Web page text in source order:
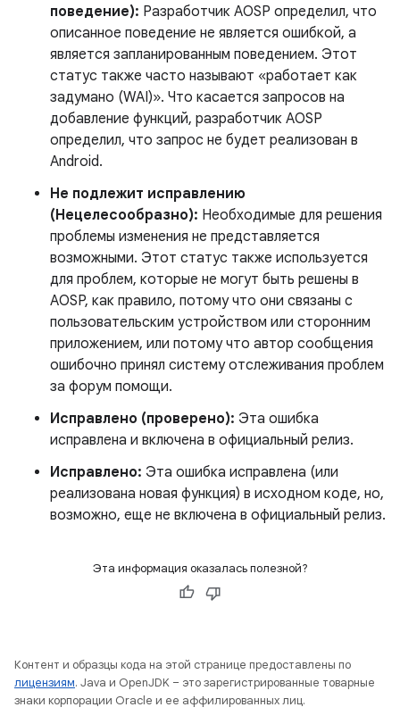
поведение): Разработчик AOSP определил, что
описанное поведение не является ошибкой, а
является запланированным поведением. Этот
статус также часто называют «работает как
задумано (WAI)». Что касается запросов на
добавление функций, разработчик AOSP
определил, что запрос не будет реализован в
Android.
Не подлежит исправлению
(Нецелесообразно): Необходимые для решения
проблемы изменения не представляется
возможными. Этот статус также используется
для проблем, которые не могут быть решены в
AOSP, как правило, потому что они связаны с
пользовательским устройством или сторонним
приложением, или потому что автор сообщения
ошибочно принял систему отслеживания проблем
за форум помощи.
Исправлено (проверено): Эта ошибка
исправлена ​​и включена в официальный релиз.
Исправлено: Эта ошибка исправлена ​​(или
реализована новая функция) в исходном коде, но,
возможно, еще не включена в официальный релиз.
Эта информация оказалась полезной?
Контент и образцы кода на этой странице предоставлены по
лицензиям. Java и OpenJDK – это зарегистрированные товарные
знаки корпорации Oracle и ее аффилированных лиц.